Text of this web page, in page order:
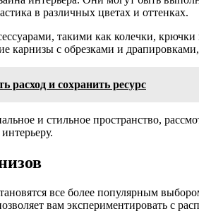
в различных цветах и оттенках.
такими как колечки,
с обрезками и
и сохранить ресурс
и стильное пространство,
все более популярным
вам экспериментировать с